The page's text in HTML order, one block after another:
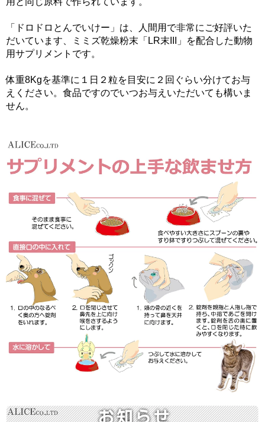
「ドロドロとんでいけー」は、人間用で非常にご好評いた
だいています、ミミズ乾燥粉末「LR末III」を配合した動物
用サプリメントです。
体重8Kgを基準に１日２粒を目安に２回ぐらい分けてお与
えください。食品ですのでいつお与えいただいても構いま
せん。